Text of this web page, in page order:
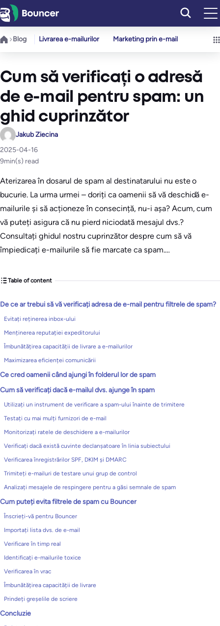
Sari
la
conținut
Blog Livrarea e-mailurilor Marketing prin e-mail
Cum să verificați o adresă
de e-mail pentru spam: un
ghid cuprinzător
Jakub Ziecina
2025-04-16
9min(s) read
Aterizarea în dosarul de spam al destinatarului nu este o
bucurie. La urma urmei – doriți ca oamenii să vă deschidă e-
mailurile și să acționeze în consecință, nu-i așa? Acum, cum
vă puteți asigura că nu pierd niciodată mesajul dvs.?
Consultați ghidul nostru cuprinzător despre cum să vă
împiedicați e-mailurile să fie marcate ca spam.…
Table of content
De ce ar trebui să vă verificați adresa de e-mail pentru filtrele de spam?
Evitați reținerea inbox-ului
Menținerea reputației expeditorului
Îmbunătățirea capacității de livrare a e-mailurilor
Maximizarea eficienței comunicării
Ce cred oamenii când ajungi în folderul lor de spam
Cum să verificați dacă e-mailul dvs. ajunge în spam
Utilizați un instrument de verificare a spam-ului înainte de trimitere
Testați cu mai mulți furnizori de e-mail
Monitorizați ratele de deschidere a e-mailurilor
Verificați dacă există cuvinte declanșatoare în linia subiectului
Verificarea înregistrărilor SPF, DKIM și DMARC
Trimiteți e-mailuri de testare unui grup de control
Analizați mesajele de respingere pentru a găsi semnale de spam
Cum puteți evita filtrele de spam cu Bouncer
Înscrieți-vă pentru Bouncer
Importați lista dvs. de e-mail
Verificare în timp real
Identificați e-mailurile toxice
Verificarea în vrac
Îmbunătățirea capacității de livrare
Prindeți greșelile de scriere
Concluzie